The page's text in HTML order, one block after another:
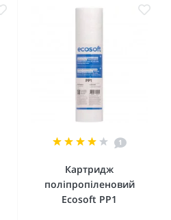
1
Картридж
поліпропіленовий
Ecosoft PP1